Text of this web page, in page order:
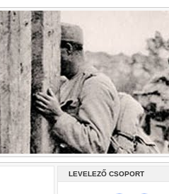
LEVELEZŐ CSOPORT